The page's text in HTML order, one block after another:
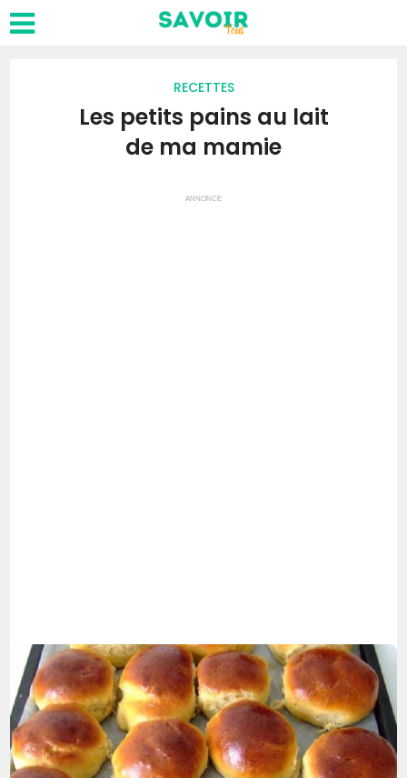
RECETTES
Les petits pains au lait
de ma mamie
ANNONCE